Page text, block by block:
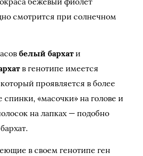
смотрится при солнечном
белый бархати
в генотипе имеется
проявляется в более
спинки, «масочки» на голове и
на лапках — подобно
в своем генотипе ген